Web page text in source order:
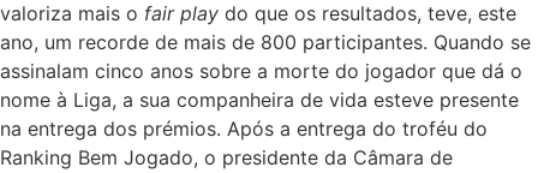
valoriza mais o fair play do que os resultados, teve, este
ano, um recorde de mais de 800 participantes. Quando se
assinalam cinco anos sobre a morte do jogador que dá o
nome à Liga, a sua companheira de vida esteve presente
na entrega dos prémios. Após a entrega do troféu do
Ranking Bem Jogado, o presidente da Câmara de